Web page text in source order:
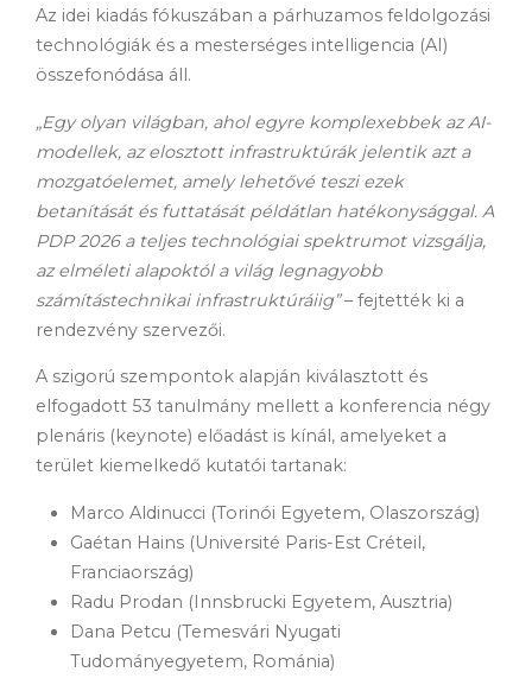
Az idei kiadás fókuszában a párhuzamos feldolgozási
technológiák és a mesterséges intelligencia (AI)
összefonódása áll.
„Egy olyan világban, ahol egyre komplexebbek az AI-
modellek, az elosztott infrastruktúrák jelentik azt a
mozgatóelemet, amely lehetővé teszi ezek
betanítását és futtatását példátlan hatékonysággal. A
PDP 2026 a teljes technológiai spektrumot vizsgálja,
az elméleti alapoktól a világ legnagyobb
számítástechnikai infrastruktúráiig”– fejtették ki a
rendezvény szervezői.
A szigorú szempontok alapján kiválasztott és
elfogadott 53 tanulmány mellett a konferencia négy
plenáris (keynote) előadást is kínál, amelyeket a
terület kiemelkedő kutatói tartanak:
Marco Aldinucci (Torinói Egyetem, Olaszország)
Gaétan Hains (Université Paris-Est Créteil,
Franciaország)
Radu Prodan (Innsbrucki Egyetem, Ausztria)
Dana Petcu (Temesvári Nyugati
Tudományegyetem, Románia)